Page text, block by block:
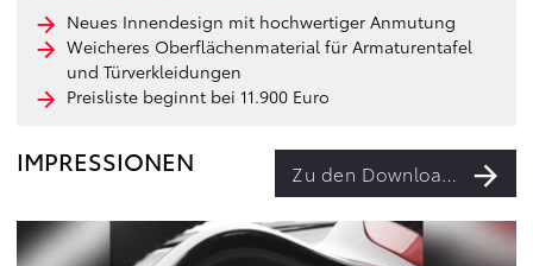
Neues Innendesign mit hochwertiger Anmutung
Weicheres Oberflächenmaterial für Armaturentafel
und Türverkleidungen
Preisliste beginnt bei 11.900 Euro
IMPRESSIONEN Zu den Downloads